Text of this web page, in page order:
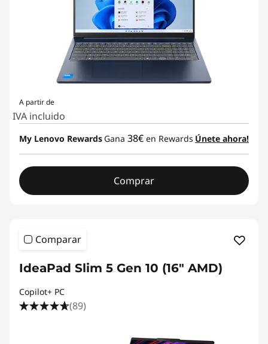
A partir de
IVA incluido
My Lenovo Rewards Gana 38€ en Rewards Únete ahora!
Comprar
Comparar
IdeaPad Slim 5 Gen 10 (16" AMD)
Copilot+ PC
(89)